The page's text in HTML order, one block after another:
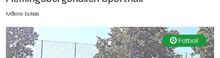
Måste bokas
Fotboll